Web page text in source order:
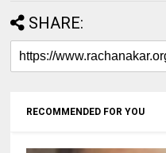
SHARE:
RECOMMENDED FOR YOU